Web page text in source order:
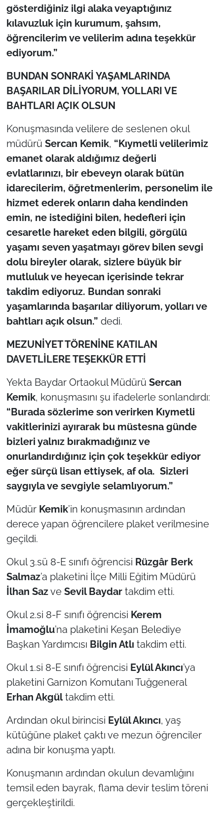
gösterdiğiniz ilgi alaka veyaptığınız
kılavuzluk için kurumum, şahsım,
öğrencilerim ve velilerim adına teşekkür
ediyorum.”
BUNDAN SONRAKİ YAŞAMLARINDA
BAŞARILAR DİLİYORUM, YOLLARI VE
BAHTLARI AÇIK OLSUN
Konuşmasında velilere de seslenen okul
müdürü Sercan Kemik, “Kıymetli velilerimiz
emanet olarak aldığımız değerli
evlatlarınızı, bir ebeveyn olarak bütün
idarecilerim, öğretmenlerim, personelim ile
hizmet ederek onların daha kendinden
emin, ne istediğini bilen, hedefleri için
cesaretle hareket eden bilgili, görgülü
yaşamı seven yaşatmayı görev bilen sevgi
dolu bireyler olarak, sizlere büyük bir
mutluluk ve heyecan içerisinde tekrar
takdim ediyoruz. Bundan sonraki
yaşamlarında başarılar diliyorum, yolları ve
bahtları açık olsun.” dedi.
MEZUNİYET TÖRENİNE KATILAN
DAVETLİLERE TEŞEKKÜR ETTİ
Yekta Baydar Ortaokul Müdürü Sercan
Kemik, konuşmasını şu ifadelerle sonlandırdı:
“Burada sözlerime son verirken Kıymetli
vakitlerinizi ayırarak bu müstesna günde
bizleri yalnız bırakmadığınız ve
onurlandırdığınız için çok teşekkür ediyor
eğer sürçü lisan ettiysek, af ola. Sizleri
saygıyla ve sevgiyle selamlıyorum.”
Müdür Kemik’in konuşmasının ardından
derece yapan öğrencilere plaket verilmesine
geçildi.
Okul 3.sü 8-E sınıfı öğrencisi Rüzgâr Berk
Salmaz’a plaketini İlçe Milli Eğitim Müdürü
İlhan Sazve Sevil Baydartakdim etti.
Okul 2.si 8-F sınıfı öğrencisi Kerem
İmamoğlu’na plaketini Keşan Belediye
Başkan Yardımcısı Bilgin Atlı takdim etti.
Okul 1.si 8-E sınıfı öğrencisi Eylül Akıncı’ya
plaketini Garnizon Komutanı Tuğgeneral
Erhan Akgültakdim etti.
Ardından okul birincisi Eylül Akıncı, yaş
kütüğüne plaket çaktı ve mezun öğrenciler
adına bir konuşma yaptı.
Konuşmanın ardından okulun devamlığını
temsil eden bayrak, flama devir teslim töreni
gerçekleştirildi.